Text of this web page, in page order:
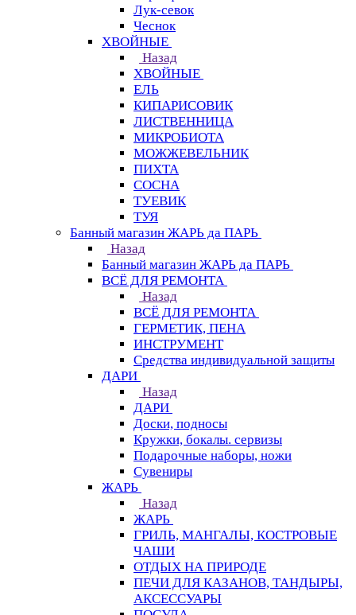
Лук-севок
Чеснок
ХВОЙНЫЕ
Назад
ХВОЙНЫЕ
ЕЛЬ
КИПАРИСОВИК
ЛИСТВЕННИЦА
МИКРОБИОТА
МОЖЖЕВЕЛЬНИК
ПИХТА
СОСНА
ТУЕВИК
ТУЯ
Банный магазин ЖАРЬ да ПАРЬ
Назад
Банный магазин ЖАРЬ да ПАРЬ
ВСЁ ДЛЯ РЕМОНТА
Назад
ВСЁ ДЛЯ РЕМОНТА
ГЕРМЕТИК, ПЕНА
ИНСТРУМЕНТ
Средства индивидуальной защиты
ДАРИ
Назад
ДАРИ
Доски, подносы
Кружки, бокалы. сервизы
Подарочные наборы, ножи
Сувениры
ЖАРЬ
Назад
ЖАРЬ
ГРИЛЬ, МАНГАЛЫ, КОСТРОВЫЕ
ЧАШИ
ОТДЫХ НА ПРИРОДЕ
ПЕЧИ ДЛЯ КАЗАНОВ, ТАНДЫРЫ,
АКСЕССУАРЫ